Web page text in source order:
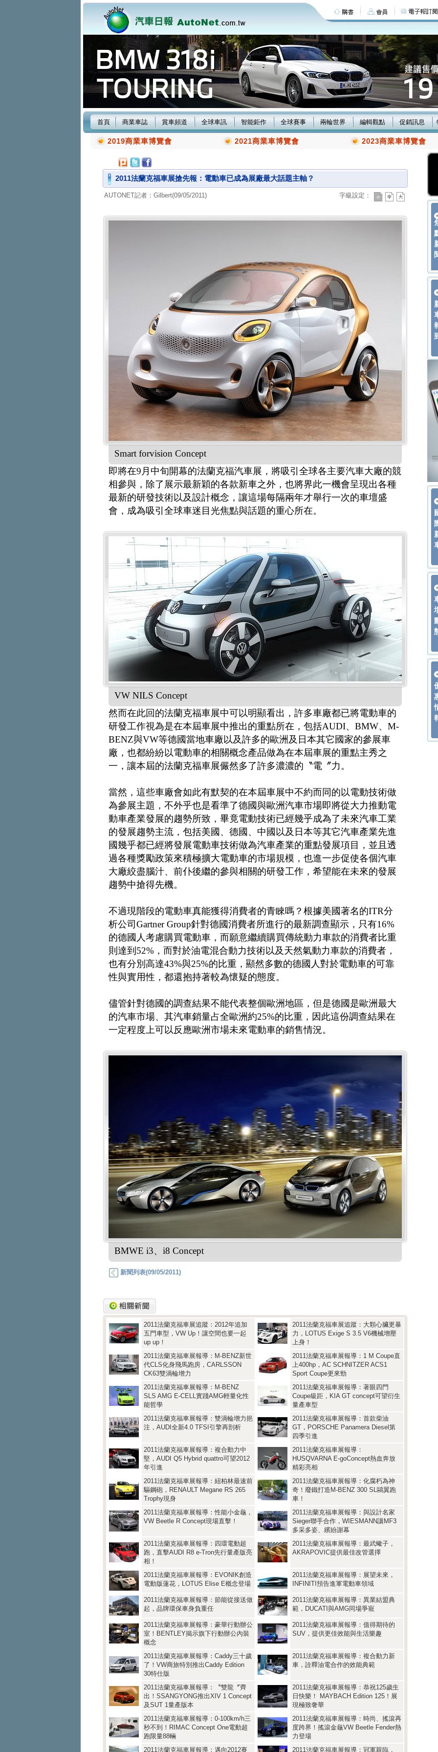
首頁 商業車誌 賞車頻道 全球車訊 智能鉅作 全球賽事 兩輪世界 編輯觀點 促銷訊息
2019商業車博覽會 2021商業車博覽會 2023商業車博覽會
2011法蘭克福車展搶先報：電動車已成為展廠最大話題主軸？
AUTONET記者：Gilbert(09/05/2011) 字級設定：
Smart forvision Concept
即將在9月中旬開幕的法蘭克福汽車展，將吸引全球各主要汽車大廠的競
相參與，除了展示最新穎的各款新車之外，也將界此一機會呈現出各種
最新的研發技術以及設計概念，讓這場每隔兩年才舉行一次的車壇盛
會，成為吸引全球車迷目光焦點與話題的重心所在。
VW NILS Concept
然而在此回的法蘭克福車展中可以明顯看出，許多車廠都已將電動車的
研發工作視為是在本屆車展中推出的重點所在，包括AUDI、BMW、M-
BENZ與VW等德國當地車廠以及許多的歐洲及日本其它國家的參展車
廠，也都紛紛以電動車的相關概念產品做為在本屆車展的重點主秀之
一，讓本屆的法蘭克福車展儼然多了許多濃濃的〝電〞力。
當然，這些車廠會如此有默契的在本屆車展中不約而同的以電動技術做
為參展主題，不外乎也是看準了德國與歐洲汽車市場即將從大力推動電
動車產業發展的趨勢所致，畢竟電動技術已經幾乎成為了未來汽車工業
的發展趨勢主流，包括美國、德國、中國以及日本等其它汽車產業先進
國幾乎都已經將發展電動車技術做為汽車產業的重點發展項目，並且透
過各種獎勵政策來積極擴大電動車的市場規模，也進一步促使各個汽車
大廠絞盡腦汁、前仆後繼的參與相關的研發工作，希望能在未來的發展
趨勢中搶得先機。
不過現階段的電動車真能獲得消費者的青睞嗎？根據美國著名的ITR分
析公司Gartner Group針對德國消費者所進行的最新調查顯示，只有16%
的德國人考慮購買電動車，而願意繼續購買傳統動力車款的消費者比重
則達到52%，而對於油電混合動力技術以及天然氣動力車款的消費者，
也有分別高達43%與25%的比重，顯然多數的德國人對於電動車的可靠
性與實用性，都還抱持著較為懷疑的態度。
儘管針對德國的調查結果不能代表整個歐洲地區，但是德國是歐洲最大
的汽車市場、其汽車銷量占全歐洲約25%的比重，因此這份調查結果在
一定程度上可以反應歐洲市場未來電動車的銷售情況。
BMWE i3、i8 Concept
新聞列表(09/05/2011)
2011法蘭克福車展追蹤：2012年追加
五門車型，VW Up！讓空間也要一起
up up！
2011法蘭克福車展追蹤：大顆心臟更暴
力，LOTUS Exige S 3.5 V6機械增壓
上身！
2011法蘭克福車展報導：M-BENZ新世
代CLS化身飛馬跑房，CARLSSON
CK63雙渦輪增力
2011法蘭克福車展報導：1 M Coupe直
上400hp，AC SCHNITZER ACS1
Sport Coupe更來勁
2011法蘭克福車展報導：M-BENZ
SLS AMG E-CELL實踐AMG輕量化性
能哲學
2011法蘭克福車展報導：著眼四門
Coupe級距，KIA GT concept可望衍生
量產車型
2011法蘭克福車展報導：雙渦輪增力挹
注，AUDI全新4.0 TFSI引擎再剖析
2011法蘭克福車展報導：首款柴油
GT，PORSCHE Panamera Diesel第
四季引進
2011法蘭克福車展報導：複合動力中
堅，AUDI Q5 Hybrid quattro可望2012
年引進
2011法蘭克福車展報導：
HUSQVARNA E-goConcept熱血奔放
精彩亮相
2011法蘭克福車展報導：紐柏林最速前
驅鋼砲，RENAULT Megane RS 265
Trophy現身
2011法蘭克福車展報導：化腐朽為神
奇！廢鐵打造M-BENZ 300 SL鷗翼跑
車！
2011法蘭克福車展報導：性能小金龜，
VW Beetle R Concept現場直擊！
2011法蘭克福車展報導：與設計名家
Sieger聯手合作，WIESMANN讓MF3
多采多姿、繽紛謝幕
2011法蘭克福車展報導：四環電動超
跑，直擊AUDI R8 e-Tron先行量產版亮
相！
2011法蘭克福車展報導：最武蠍子，
AKRAPOVIC提供最佳改管選擇
2011法蘭克福車展報導：EVONIK創造
電動版蓮花，LOTUS Elise E概念登場
2011法蘭克福車展報導：展望未來，
INFINITI預告進軍電動車領域
2011法蘭克福車展報導：節能從接送做
起，品牌環保車身負重任
2011法蘭克福車展報導：異業結盟典
範，DUCATI與AMG同場爭寵
2011法蘭克福車展報導：豪華行動辦公
室！BENTLEY揭示旗下行動辦公內裝
概念
2011法蘭克福車展報導：值得期待的
SUV，提供更佳效能與生活樂趣
2011法蘭克福車展報導：Caddy三十歲
了！VW商旅特別推出Caddy Edition
30特仕版
2011法蘭克福車展報導：複合動力新
車，詮釋油電合作的效能典範
2011法蘭克福車展報導：〝雙龍〞齊
出！SSANGYONG推出XIV 1 Concept
及SUT 1量產版本
2011法蘭克福車展報導：恭祝125歲生
日快樂！ MAYBACH Edition 125！展
現極致奢華
2011法蘭克福車展報導：0-100km/h三
秒不到！RIMAC Concept One電動超
跑限量88輛
2011法蘭克福車展報導：時尚、搖滾再
度跨界！搖滾金龜VW Beetle Fender熱
力登場
2011法蘭克福車展報導：邁向2012賽
2011法蘭克福車展報導：冠軍親臨，